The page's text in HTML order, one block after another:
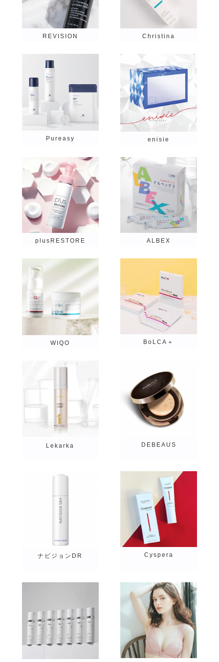
Dr.Ayaオリジナル
ナチュメディカ
ナビジョンDR
ミラグロAG ＆ｍ
VAMOR. SKN REMED
LELO RETURN10
REVISION Christina
Pureasy enisie
plusRESTORE ALBEX
WIQO BoLCA＋
Lekarka DEBEAUS
ナビジョンDR Cyspera